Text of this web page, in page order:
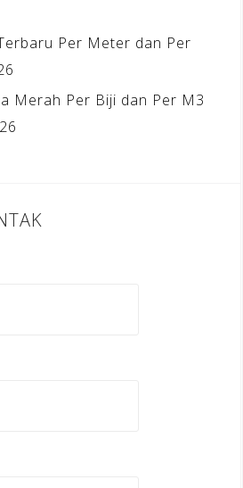
Per Meter dan Per
Merah Per Biji dan Per M3